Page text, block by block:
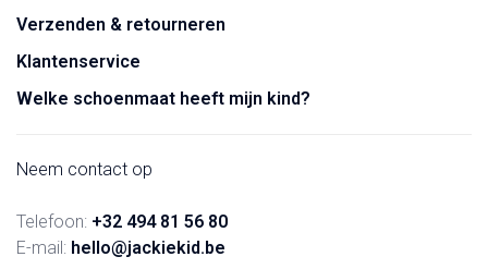
Verzenden & retourneren
Klantenservice
Welke schoenmaat heeft mijn kind?
Neem contact op
Telefoon: +32 494 81 56 80
E-mail: hello@jackiekid.be